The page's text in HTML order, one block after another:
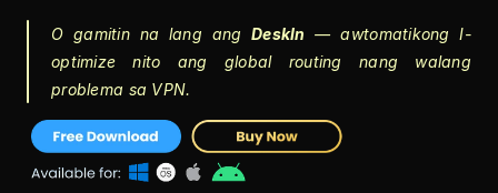
O gamitin na lang ang DeskIn — awtomatikong I-
optimize nito ang global routing nang walang
problema sa VPN.